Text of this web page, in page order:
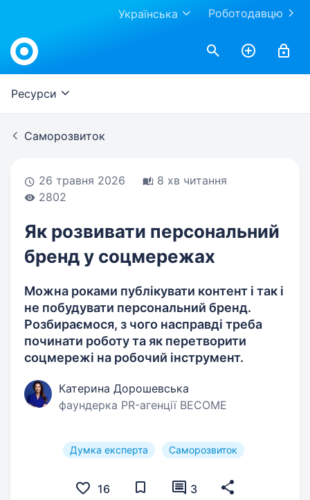
Роботодавцю
Українська
Work.ua
Ресурси
Саморозвиток
26 травня 2026
8 хв читання
2802
Як розвивати персональний
бренд у соцмережах
Можна роками публікувати контент і так і
не побудувати персональний бренд.
Розбираємося, з чого насправді треба
починати роботу та як перетворити
соцмережі на робочий інструмент.
Катерина Дорошевська
фаундерка PR-агенції BECOME
Думка експерта Саморозвиток
16 3